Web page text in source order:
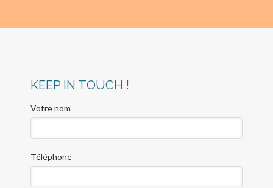
KEEP IN TOUCH !
Votre nom
Téléphone